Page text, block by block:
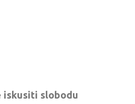
iskusiti slobodu